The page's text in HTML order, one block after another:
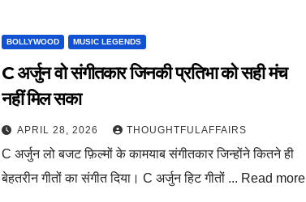
BOLLYWOOD MUSIC LEGENDS
C अर्जुन वो संगीतकार जिनकी प्रतिभा को सही मंच
नहीं मिल सका
APRIL 28, 2026 THOUGHTFULAFFAIRS
C अर्जुन लो बजट फ़िल्मों के कामयाब संगीतकार जिन्होंने कितने ही
बेहतरीन गीतों का संगीत दिया। C अर्जुन हिट गीतों ... Read more